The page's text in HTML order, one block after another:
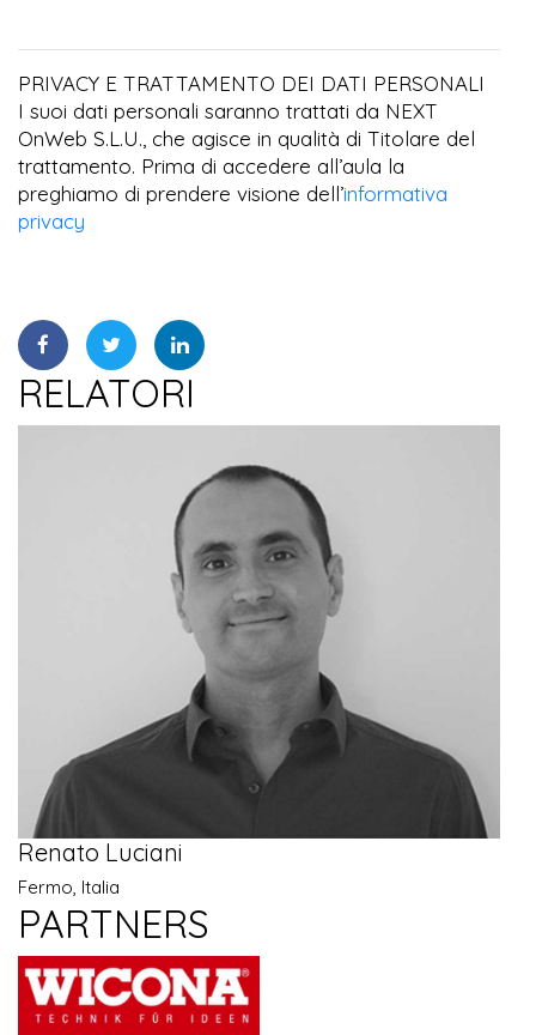
PRIVACY E TRATTAMENTO DEI DATI PERSONALI
I suoi dati personali saranno trattati da NEXT
OnWeb S.L.U., che agisce in qualità di Titolare del
trattamento. Prima di accedere all’aula la
preghiamo di prendere visione dell’informativa
privacy
RELATORI
Renato Luciani
Fermo, Italia
PARTNERS